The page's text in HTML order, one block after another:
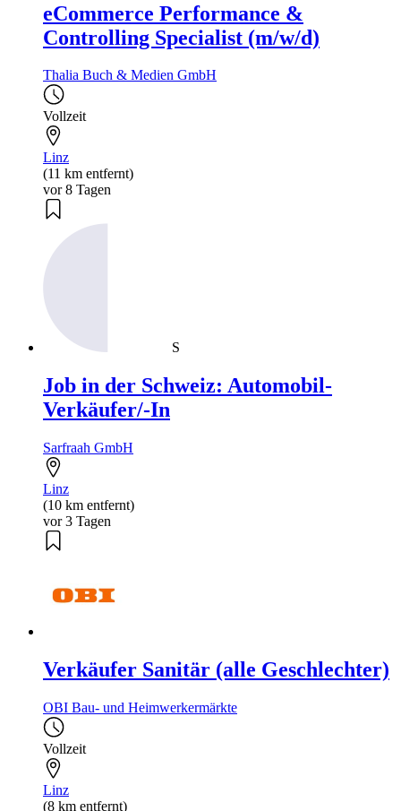
eCommerce Performance &
Controlling Specialist (m/w/d)
Thalia Buch & Medien GmbH
Vollzeit
Linz
(11 km entfernt)
vor 8 Tagen
S
Job in der Schweiz: Automobil-
Verkäufer/-In
Sarfraah GmbH
Linz
(10 km entfernt)
vor 3 Tagen
Verkäufer Sanitär (alle Geschlechter)
OBI Bau- und Heimwerkermärkte
Vollzeit
Linz
(8 km entfernt)